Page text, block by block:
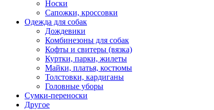
Носки
Сапожки, кроссовки
Одежда для собак
Дождевики
Комбинезоны для собак
Кофты и свитеры (вязка)
Куртки, парки, жилеты
Майки, платья, костюмы
Толстовки, кардиганы
Головные уборы
Сумки-переноски
Другое